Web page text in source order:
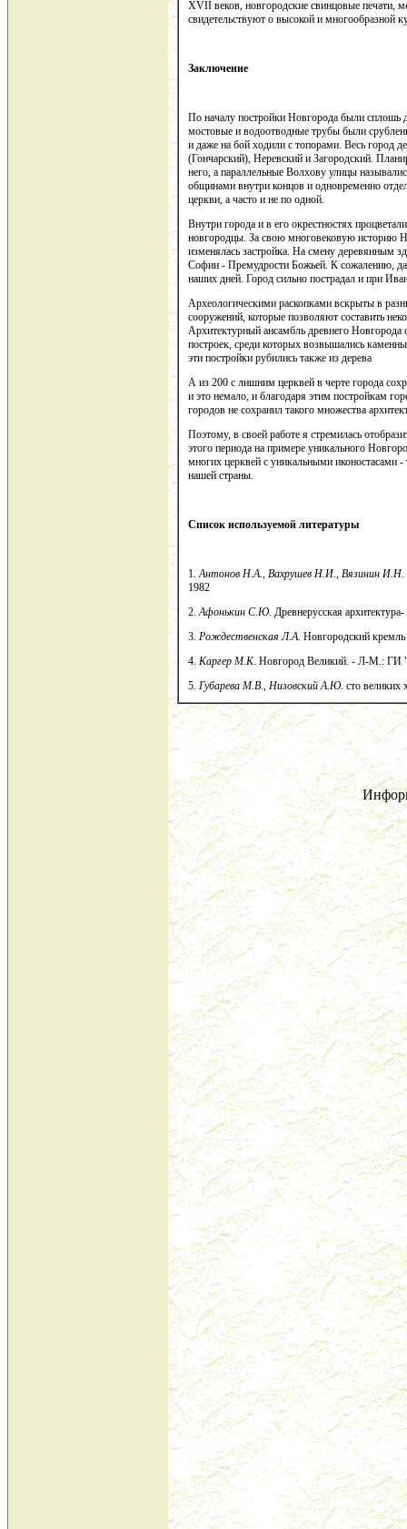
XVII веков, новгородские свинцовые
свидетельствуют о высокой и многообразной
Заключение
По началу постройки Новгорода были сплошь
мостовые и водоотводные трубы были
и даже на бой ходили с топорами. Весь город
(Гончарский), Неревский и Загородский.
него, а параллельные Волхову улицы
общинами внутри концов и одновременно
церкви, а часто и не по одной.
Внутри города и в его окрестностях
новгородцы. За свою многовековую историю
изменялась застройка. На смену деревянным
Софии - Премудрости Божьей. К сожалению,
наших дней. Город сильно пострадал и при
Археологическими раскопками вскрыты в
сооружений, которые позволяют составить
Архитектурный ансамбль древнего
построек, среди которых возвышались
эти постройки рубились также из дерева
А из 200 с лишним церквей в черте города
и это немало, и благодаря этим постройкам
городов не сохранил такого множества
Поэтому, в своей работе я стремилась
этого периода на примере уникального
многих церквей с уникальными иконостасами
нашей страны.
Список используемой литературы
1.Антонов Н.А., Вахрушев Н.И., Вязинин И.Н.
1982
2.Афонькин С.Ю. Древнерусская
3. Рождественская Л.А. Новгородский
4. Каргер М.К. Новгород Великий. - Л-М.: ГИ
5. Губарева М.В., Низовский А.Ю. сто великих